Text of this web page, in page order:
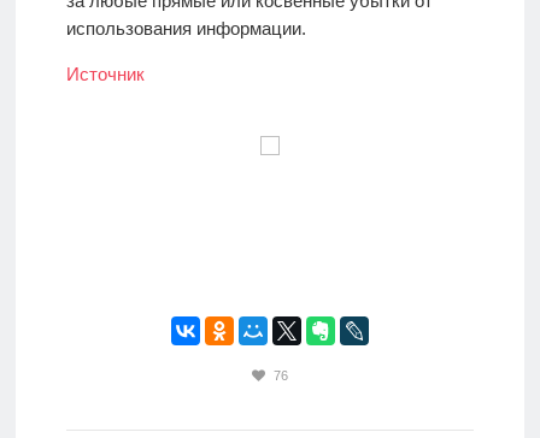
использования информации.
Источник
76